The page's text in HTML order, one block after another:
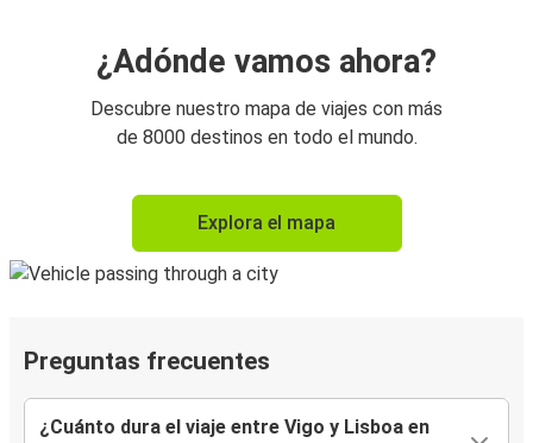
¿Adónde vamos ahora?
Descubre nuestro mapa de viajes con más
de 8000 destinos en todo el mundo.
Explora el mapa
Preguntas frecuentes
¿Cuánto dura el viaje entre Vigo y Lisboa en